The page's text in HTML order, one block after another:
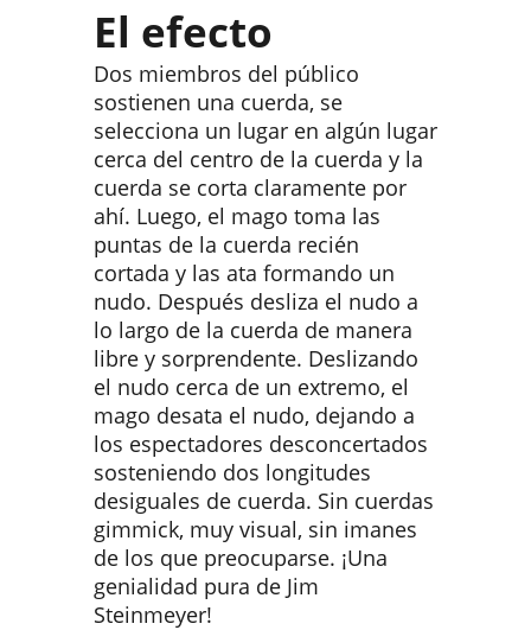
El efecto
Dos miembros del público
sostienen una cuerda, se
selecciona un lugar en algún lugar
cerca del centro de la cuerda y la
cuerda se corta claramente por
ahí. Luego, el mago toma las
puntas de la cuerda recién
cortada y las ata formando un
nudo. Después desliza el nudo a
lo largo de la cuerda de manera
libre y sorprendente. Deslizando
el nudo cerca de un extremo, el
mago desata el nudo, dejando a
los espectadores desconcertados
sosteniendo dos longitudes
desiguales de cuerda. Sin cuerdas
gimmick, muy visual, sin imanes
de los que preocuparse. ¡Una
genialidad pura de Jim
Steinmeyer!